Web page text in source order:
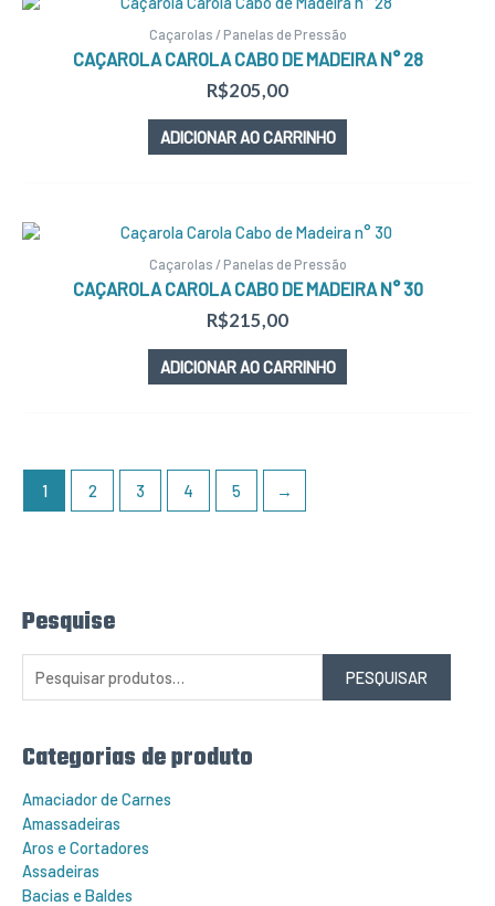
Pesquise
P
e
p
:
PESQUISAR
Categorias de produto
Amaciador de Carnes
Amassadeiras
Aros e Cortadores
Assadeiras
Bacias e Baldes
Caçarolas / Panelas de Pressão
CAÇAROLA CAROLA CABO DE MADEIRA N° 28
R$205,00
ADICIONAR AO CARRINHO
Caçarolas / Panelas de Pressão
CAÇAROLA CAROLA CABO DE MADEIRA N° 30
R$215,00
ADICIONAR AO CARRINHO
1 2 3 4 5 →